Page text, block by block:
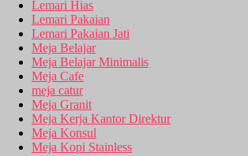
Lemari Hias
Lemari Pakaian
Lemari Pakaian Jati
Meja Belajar
Meja Belajar Minimalis
Meja Cafe
meja catur
Meja Granit
Meja Kerja Kantor Direktur
Meja Konsul
Meja Kopi Stainless